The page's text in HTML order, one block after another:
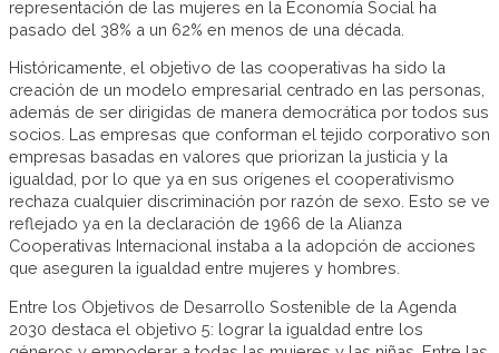
representación de las mujeres en la Economía Social ha
pasado del 38% a un 62% en menos de una década.
Históricamente, el objetivo de las cooperativas ha sido la
creación de un modelo empresarial centrado en las personas,
además de ser dirigidas de manera democrática por todos sus
socios. Las empresas que conforman el tejido corporativo son
empresas basadas en valores que priorizan la justicia y la
igualdad, por lo que ya en sus orígenes el cooperativismo
rechaza cualquier discriminación por razón de sexo. Esto se ve
reflejado ya en la declaración de 1966 de la Alianza
Cooperativas Internacional instaba a la adopción de acciones
que aseguren la igualdad entre mujeres y hombres.
Entre los Objetivos de Desarrollo Sostenible de la Agenda
2030 destaca el objetivo 5: lograr la igualdad entre los